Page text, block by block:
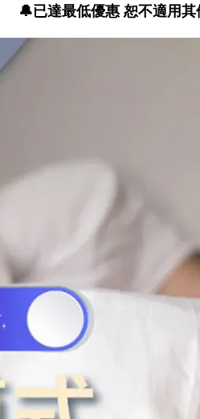
🔔已達最低優惠 恕不適用其